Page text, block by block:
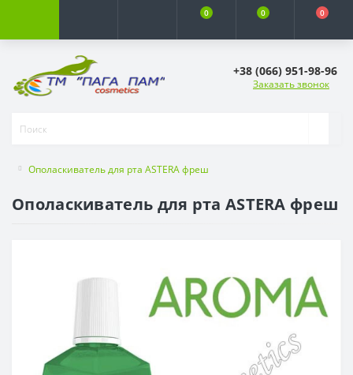
0 0 0
+38 (066) 951-98-96
Заказать звонок
Ополаскиватель для рта ASTERA фреш
Ополаскиватель для рта ASTERA фреш